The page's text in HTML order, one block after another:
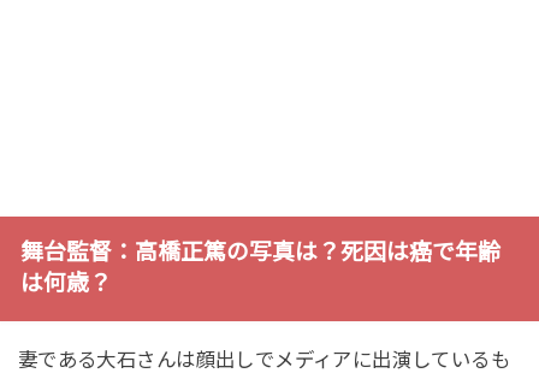
舞台監督：高橋正篤の写真は？死因は癌で年齢
は何歳？
妻である大石さんは顔出しでメディアに出演しているも